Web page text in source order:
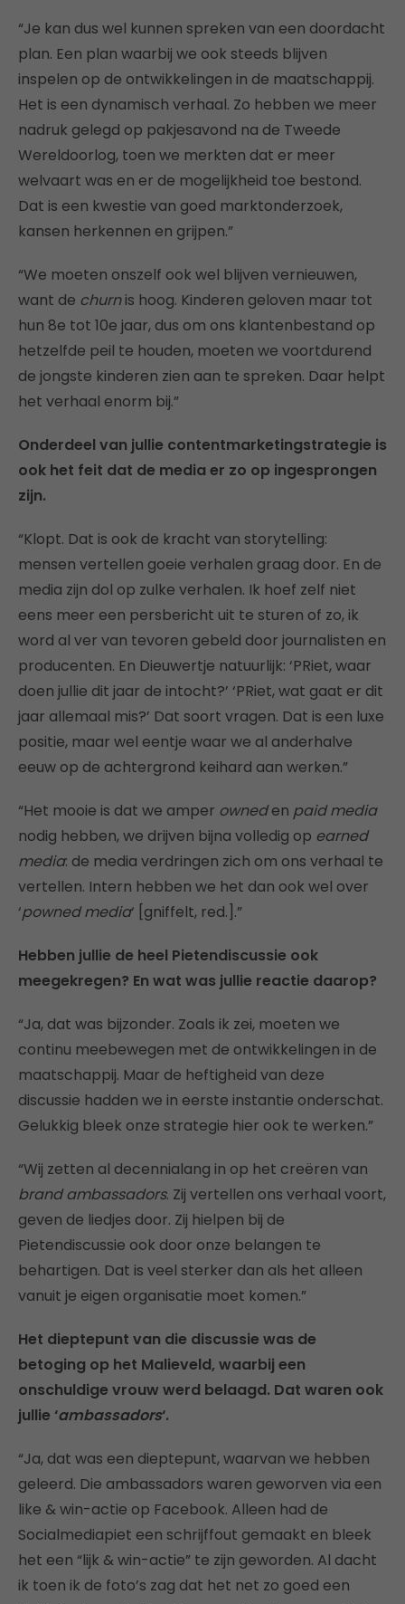
“Je kan dus wel kunnen spreken van een doordacht
plan. Een plan waarbij we ook steeds blijven
inspelen op de ontwikkelingen in de maatschappij.
Het is een dynamisch verhaal. Zo hebben we meer
nadruk gelegd op pakjesavond na de Tweede
Wereldoorlog, toen we merkten dat er meer
welvaart was en er de mogelijkheid toe bestond.
Dat is een kwestie van goed marktonderzoek,
kansen herkennen en grijpen.”
“We moeten onszelf ook wel blijven vernieuwen,
want de churnis hoog. Kinderen geloven maar tot
hun 8e tot 10e jaar, dus om ons klantenbestand op
hetzelfde peil te houden, moeten we voortdurend
de jongste kinderen zien aan te spreken. Daar helpt
het verhaal enorm bij.”
Onderdeel van jullie contentmarketingstrategie is
ook het feit dat de media er zo op ingesprongen
zijn.
“Klopt. Dat is ook de kracht van storytelling:
mensen vertellen goeie verhalen graag door. En de
media zijn dol op zulke verhalen. Ik hoef zelf niet
eens meer een persbericht uit te sturen of zo, ik
word al ver van tevoren gebeld door journalisten en
producenten. En Dieuwertje natuurlijk: ‘PRiet, waar
doen jullie dit jaar de intocht?’ ‘PRiet, wat gaat er dit
jaar allemaal mis?’ Dat soort vragen. Dat is een luxe
positie, maar wel eentje waar we al anderhalve
eeuw op de achtergrond keihard aan werken.”
“Het mooie is dat we amper owneden paid media
nodig hebben, we drijven bijna volledig op earned
media: de media verdringen zich om ons verhaal te
vertellen. Intern hebben we het dan ook wel over
‘powned media‘ [gniffelt, red.].”
Hebben jullie de heel Pietendiscussie ook
meegekregen? En wat was jullie reactie daarop?
“Ja, dat was bijzonder. Zoals ik zei, moeten we
continu meebewegen met de ontwikkelingen in de
maatschappij. Maar de heftigheid van deze
discussie hadden we in eerste instantie onderschat.
Gelukkig bleek onze strategie hier ook te werken.”
“Wij zetten al decennialang in op het creëren van
brand ambassadors. Zij vertellen ons verhaal voort,
geven de liedjes door. Zij hielpen bij de
Pietendiscussie ook door onze belangen te
behartigen. Dat is veel sterker dan als het alleen
vanuit je eigen organisatie moet komen.”
Het dieptepunt van die discussie was de
betoging op het Malieveld, waarbij een
onschuldige vrouw werd belaagd. Dat waren ook
jullie ‘ambassadors‘.
“Ja, dat was een dieptepunt, waarvan we hebben
geleerd. Die ambassadors waren geworven via een
like & win-actie op Facebook. Alleen had de
Socialmediapiet een schrijffout gemaakt en bleek
het een “lijk & win-actie” te zijn geworden. Al dacht
ik toen ik de foto’s zag dat het net zo goed een